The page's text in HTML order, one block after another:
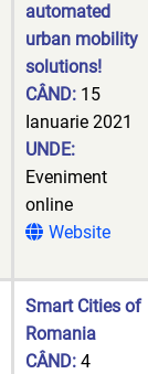
automated
urban mobility
solutions!
CÂND: 15
Ianuarie 2021
UNDE:
Eveniment
online
Website
Smart Cities of
Romania
CÂND: 4